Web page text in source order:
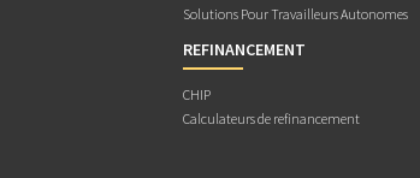
Solutions Pour Travailleurs Autonomes
REFINANCEMENT
CHIP
Calculateurs de refinancement